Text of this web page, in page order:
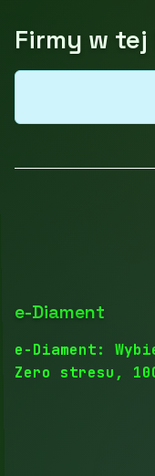
Firmy w
e-Diament
e-Diament:
Zero stresu,